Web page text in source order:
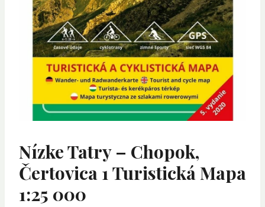
Nízke Tatry – Chopok,
Čertovica 1 Turistická Mapa
1:25 000